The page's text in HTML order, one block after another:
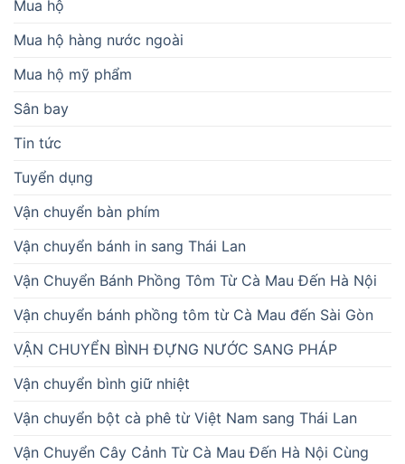
Mua hộ
Mua hộ hàng nước ngoài
Mua hộ mỹ phẩm
Sân bay
Tin tức
Tuyển dụng
Vận chuyển bàn phím
Vận chuyển bánh in sang Thái Lan
Vận Chuyển Bánh Phồng Tôm Từ Cà Mau Đến Hà Nội
Vận chuyển bánh phồng tôm từ Cà Mau đến Sài Gòn
VẬN CHUYỂN BÌNH ĐỰNG NƯỚC SANG PHÁP
Vận chuyển bình giữ nhiệt
Vận chuyển bột cà phê từ Việt Nam sang Thái Lan
Vận Chuyển Cây Cảnh Từ Cà Mau Đến Hà Nội Cùng